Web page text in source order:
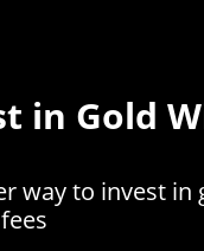
in Gold
way to invest